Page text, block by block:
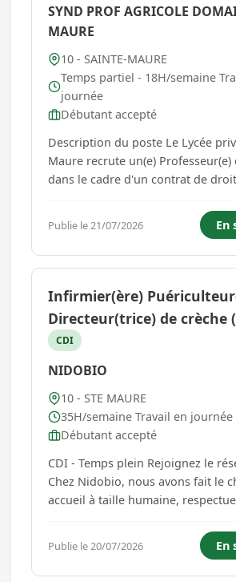
SYND PROF AGRICOLE
MAURE
10 - SAINTE-MAURE
Temps partiel - 18H/semaine
journée
Débutant accepté
Description du poste Le Lycée privé Sainte-
Maure recrute un(e)
dans le cadre d'un contrat de
auprès d'élèves de la 4ème à la
en BTS selon votre niveau,
les domaines d...
Publie le 21/07/2026 En
Infirmier(ère)
Directeur(trice) de crèche
CDI
NIDOBIO
10 - STE MAURE
35H/semaine Travail en journée
Débutant accepté
CDI - Temps plein Rejoignez le réseau Nidobio !
Chez Nidobio, nous avons fait le
accueil à taille humaine,
familles. Notre réseau de micro-
écoresponsables place la
qualité d'accueil et l'ac...
Publie le 20/07/2026 En